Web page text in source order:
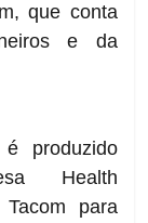
que conta
e da
produzido
Health
para